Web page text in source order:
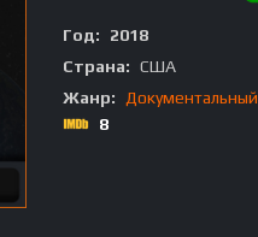
Год:
2018
Страна: США
Жанр:
Документальный
8